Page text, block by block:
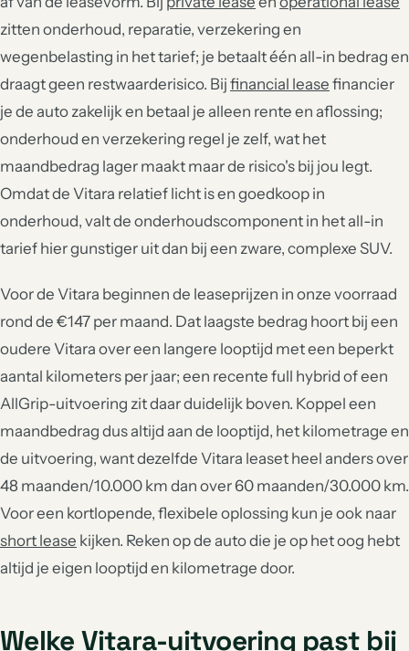
zitten onderhoud, reparatie, verzekering en
wegenbelasting in het tarief; je betaalt één all-in bedrag en
draagt geen restwaarderisico. Bij financial lease financier
je de auto zakelijk en betaal je alleen rente en aflossing;
onderhoud en verzekering regel je zelf, wat het
maandbedrag lager maakt maar de risico's bij jou legt.
Omdat de Vitara relatief licht is en goedkoop in
onderhoud, valt de onderhoudscomponent in het all-in
tarief hier gunstiger uit dan bij een zware, complexe SUV.
Voor de Vitara beginnen de leaseprijzen in onze voorraad
rond de €147 per maand. Dat laagste bedrag hoort bij een
oudere Vitara over een langere looptijd met een beperkt
aantal kilometers per jaar; een recente full hybrid of een
AllGrip-uitvoering zit daar duidelijk boven. Koppel een
maandbedrag dus altijd aan de looptijd, het kilometrage en
de uitvoering, want dezelfde Vitara leaset heel anders over
48 maanden/10.000 km dan over 60 maanden/30.000 km.
Voor een kortlopende, flexibele oplossing kun je ook naar
short lease kijken. Reken op de auto die je op het oog hebt
altijd je eigen looptijd en kilometrage door.
Welke Vitara-uitvoering past bij